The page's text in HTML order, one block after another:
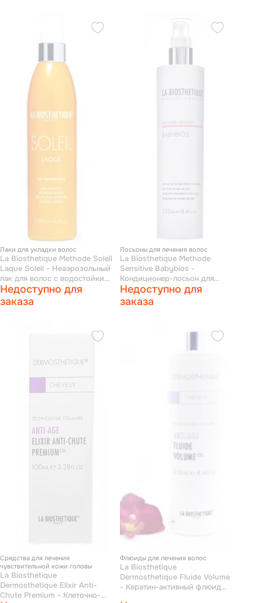
Лаки для укладки волос
La Biosthetique Methode Soleil
Laque Soleil - Неаэрозольный
лак для волос с водостойкими
уф-фильтрами широкого
спектра 200 мл
Недоступно для
заказа
Лосьоны для лечения волос
La Biosthetique Methode
Sensitive Babybios -
Кондиционер-лосьон для
волос и кожи головы 250 мл
Недоступно для
заказа
Средства для лечения
чувствительной кожи головы
La Biosthetique
Dermosthetique Elixir Anti-
Chute Premium - Клеточно-
Флюиды для лечения волос
La Biosthetique
Dermosthetique Fluide Volume
- Кератин-активный флюид